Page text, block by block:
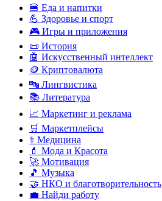
🍔 Еда и напитки
💪 Здоровье и спорт
🎮 Игры и приложения
📜 История
🤖 Искусственный интеллект
🪙 Криптовалюта
🔤 Лингвистика
📚 Литература
📈 Маркетинг и реклама
🛒 Маркетплейсы
⚕️ Медицина
💄 Мода и Красота
🚀 Мотивация
🎵 Музыка
🤝 НКО и благотворительность
💼 Найди работу